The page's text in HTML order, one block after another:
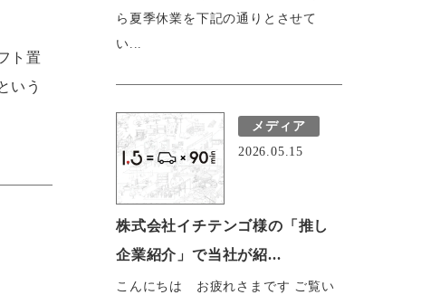
ト置
いう
ら夏季休業を下記の通りとさせて
い...
メディア
2026.05.15
株式会社イチテンゴ様の「推し
企業紹介」で当社が紹...
こんにちは お疲れさまです ご覧い